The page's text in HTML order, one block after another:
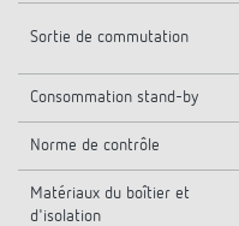
Sortie de commutation
Consommation stand-by
Norme de contrôle
Matériaux du boîtier et
d'isolation